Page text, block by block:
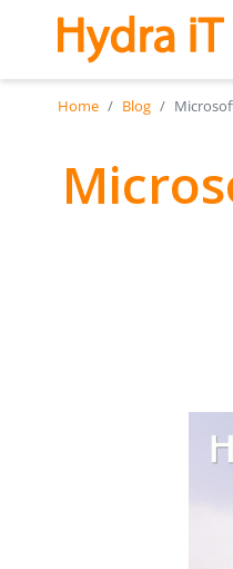
Saltar para o conteúdo
Home Blog